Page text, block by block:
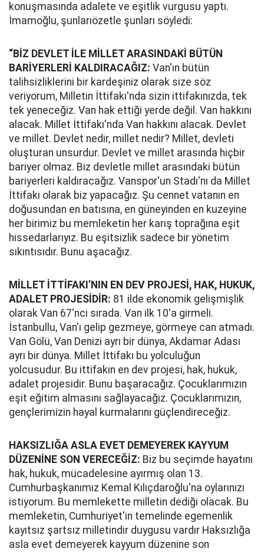
konuşmasında adalete ve eşitlik vurgusu yaptı.
İmamoğlu, şunlarıözetle şunları söyledi:
“BİZ DEVLET İLE MİLLET ARASINDAKİ BÜTÜN
BARİYERLERİ KALDIRACAĞIZ: Van'ın bütün
talihsizliklerini bir kardeşiniz olarak size söz
veriyorum, Milletin İttifakı'nda sizin ittifakınızda, tek
tek yeneceğiz. Van hak ettiği yerde değil. Van hakkını
alacak. Millet İttifakı'nda Van hakkını alacak. Devlet
ve millet. Devlet nedir, millet nedir? Millet, devleti
oluşturan unsurdur. Devlet ve millet arasında hiçbir
bariyer olmaz. Biz devletle millet arasındaki bütün
bariyerleri kaldıracağız. Vanspor'un Stadı'nı da Millet
İttifakı olarak biz yapacağız. Şu cennet vatanın en
doğusundan en batısına, en güneyinden en kuzeyine
her birimiz bu memleketin her karış toprağına eşit
hissedarlarıyız. Bu eşitsizlik sadece bir yönetim
sıkıntısıdır. Bunu aşacağız.
MİLLET İTTİFAKI’NIN EN DEV PROJESİ, HAK, HUKUK,
ADALET PROJESİDİR: 81 ilde ekonomik gelişmişlik
olarak Van 67'nci sırada. Van ilk 10'a girmeli.
İstanbullu, Van'ı gelip gezmeye, görmeye can atmadı.
Van Gölü, Van Denizi ayrı bir dünya, Akdamar Adası
ayrı bir dünya. Millet İttifakı bu yolculuğun
yolcusudur. Bu ittifakın en dev projesi, hak, hukuk,
adalet projesidir. Bunu başaracağız. Çocuklarımızın
eşit eğitim almasını sağlayacağız. Çocuklarımızın,
gençlerimizin hayal kurmalarını güçlendireceğiz.
HAKSIZLIĞA ASLA EVET DEMEYEREK KAYYUM
DÜZENİNE SON VERECEĞİZ: Biz bu seçimde hayatını
hak, hukuk, mücadelesine ayırmış olan 13.
Cumhurbaşkanımız Kemal Kılıçdaroğlu'na oylarınızı
istiyorum. Bu memlekette milletin dediği olacak. Bu
memleketin, Cumhuriyet'in temelinde egemenlik
kayıtsız şartsız milletindir duygusu vardır Haksızlığa
asla evet demeyerek kayyum düzenine son